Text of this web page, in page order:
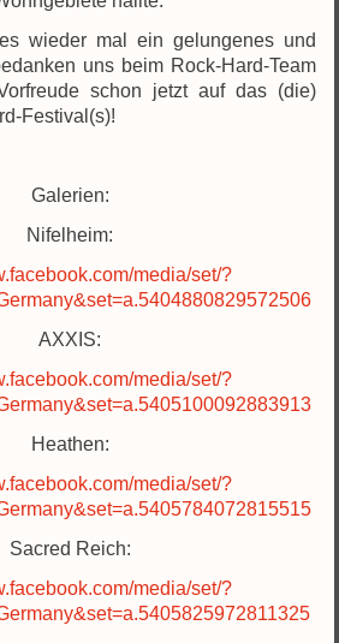
wieder mal ein gelungenes und
uns beim Rock-Hard-Team
schon jetzt auf das (die)
Festival(s)!
Galerien:
Nifelheim:
media/set/?
AXXIS:
media/set/?
Heathen:
media/set/?
Sacred Reich:
media/set/?